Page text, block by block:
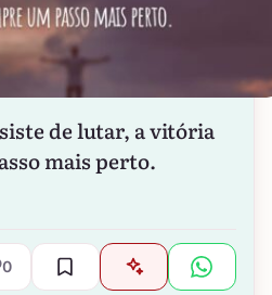
de lutar, a vitória
mais perto.
0